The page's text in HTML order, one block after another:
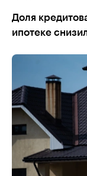
Доля
ипотеке